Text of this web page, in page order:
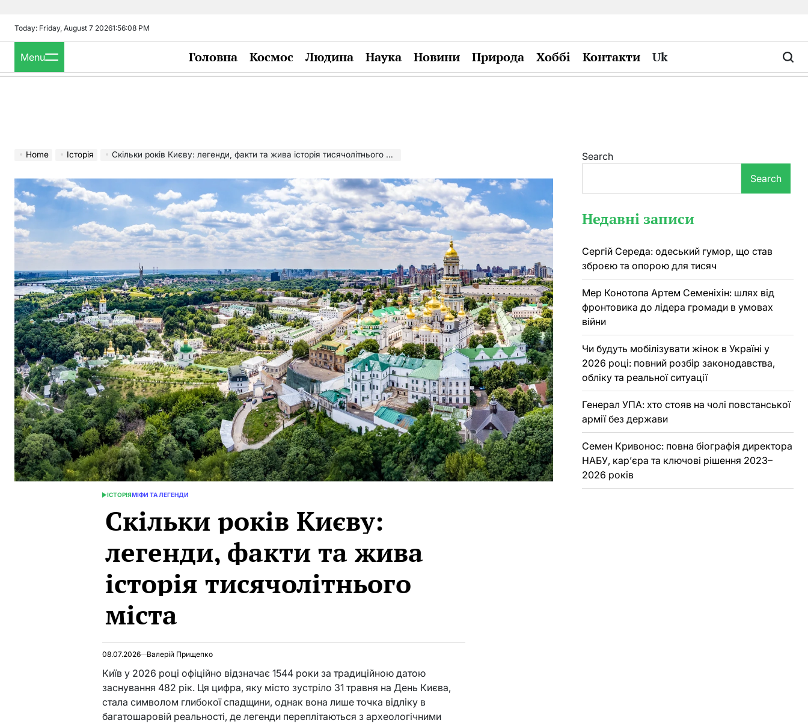
content
Today: Friday, August 7 20261:56:09 PM
Menu Головна Космос Людина Наука Новини Природа Хоббі Контакти Uk
Home Історія Скільки років Києву: легенди, факти та жива історія тисячолітнього міста
POSTED
ІСТОРІЯМІФИ ТА ЛЕГЕНДИ
Скільки років Києву:
легенди, факти та жива
історія тисячолітнього
міста
08.07.2026 Валерій Прищепко
Київ у 2026 році офіційно відзначає 1544 роки за традиційною датою
заснування 482 рік. Ця цифра, яку місто зустріло 31 травня на День Києва,
стала символом глибокої спадщини, однак вона лише точка відліку в
багатошаровій реальності, де легенди переплітаються з археологічними
Search
Search
Недавні записи
Сергій Середа: одеський гумор, що став
зброєю та опорою для тисяч
Мер Конотопа Артем Семеніхін: шлях від
фронтовика до лідера громади в умовах
війни
Чи будуть мобілізувати жінок в Україні у
2026 році: повний розбір законодавства,
обліку та реальної ситуації
Генерал УПА: хто стояв на чолі повстанської
армії без держави
Семен Кривонос: повна біографія директора
НАБУ, кар’єра та ключові рішення 2023–
2026 років